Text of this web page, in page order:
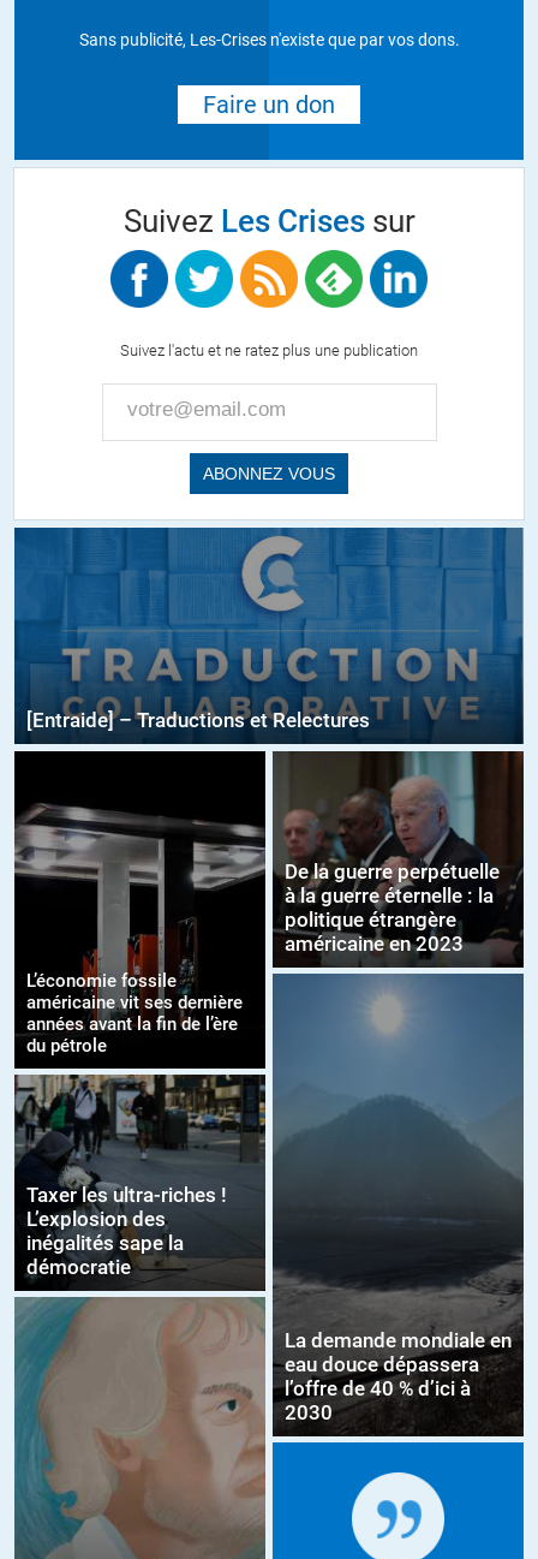
Sans publicité, Les-Crises n'existe que par vos dons.
Faire un don
Suivez Les Crisessur
Suivez l'actu et ne ratez plus une publication
[Entraide] – Traductions et Relectures
L’économie fossile
américaine vit ses dernière
années avant la fin de l’ère
du pétrole
Taxer les ultra-riches !
L’explosion des
inégalités sape la
démocratie
De la guerre perpétuelle
à la guerre éternelle : la
politique étrangère
américaine en 2023
La demande mondiale en
eau douce dépassera
l’offre de 40 % d’ici à
2030